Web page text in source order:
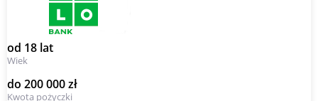
od 18 lat
Wiek
do 200 000 zł
Kwota pożyczki